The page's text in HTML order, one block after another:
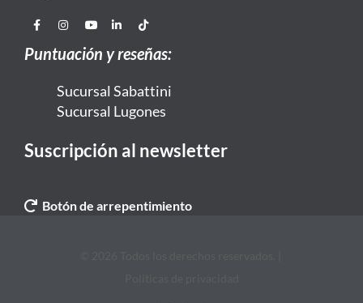
Puntuación y reseñas:
Sucursal Sabattini
Sucursal Lugones
Suscripción al newsletter
Botón de arrepentimiento